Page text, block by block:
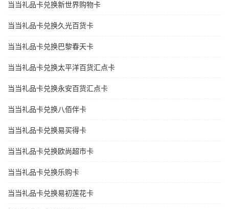
当当礼品卡兑换新世界购物卡
当当礼品卡兑换久光百货卡
当当礼品卡兑换巴黎春天卡
当当礼品卡兑换太平洋百货汇点卡
当当礼品卡兑换永安百货汇点卡
当当礼品卡兑换八佰伴卡
当当礼品卡兑换易买得卡
当当礼品卡兑换欧尚超市卡
当当礼品卡兑换乐购卡
当当礼品卡兑换易初莲花卡